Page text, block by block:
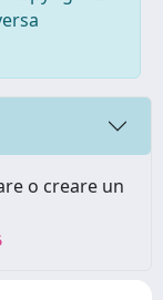
o creare un